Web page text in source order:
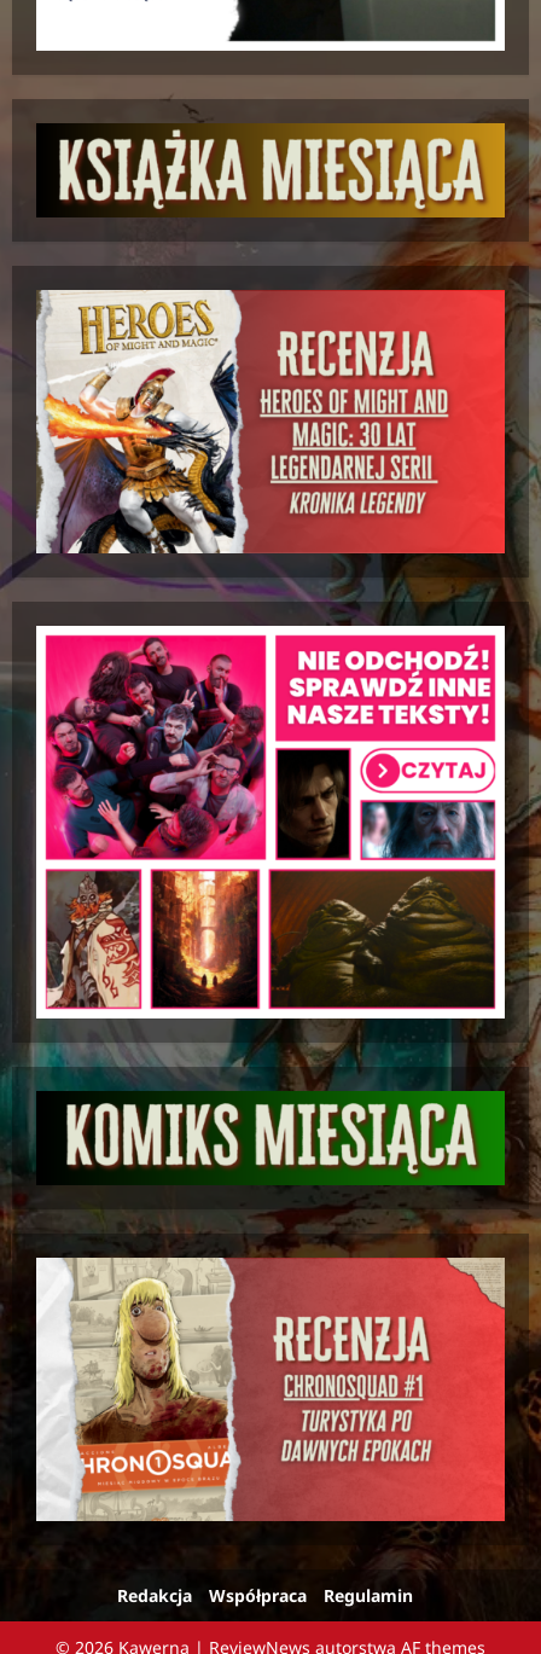
Redakcja Współpraca Regulamin
© 2026 Kawerna | ReviewNews autorstwa AF themes